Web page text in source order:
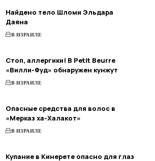
Найдено тело Шломи Эльдара
Даяна
В ИЗРАИЛЕ
Стоп, аллергики! В Petit Beurre
«Вилли-Фуд» обнаружен кунжут
В ИЗРАИЛЕ
Опасные средства для волос в
«Мерказ ха-Халакот»
В ИЗРАИЛЕ
Купание в Кинерете опасно для глаз